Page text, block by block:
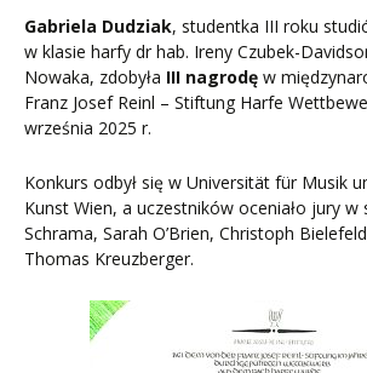
Gabriela Dudziak, studentka III roku
w klasie harfy dr hab. Ireny Czubek-
Nowaka, zdobyła III nagrodę w
Franz Josef Reinl – Stiftung Harfe
września 2025 r.
Konkurs odbył się w Universität für Musik
Kunst Wien, a uczestników oceniało jury w
Schrama, Sarah O’Brien, Christoph
Thomas Kreuzberger.